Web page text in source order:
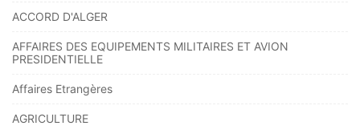
ACCORD D'ALGER
AFFAIRES DES EQUIPEMENTS MILITAIRES ET AVION
PRESIDENTIELLE
Affaires Etrangères
AGRICULTURE